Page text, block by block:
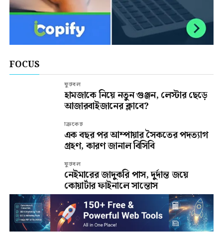
FOCUS
ফুটবল
হামজাকে নিয়ে নতুন গুঞ্জন, লেস্টার ছেড়ে
আজারবাইজানের ক্লাবে?
ক্রিকেট
এক বছর পর আম্পায়ার সৈকতের পদত্যাগ
গ্রহণ, কারণ জানাল বিসিবি
ফুটবল
নেইমারের জাদুকরি পাস, দুর্দান্ত জয়ে
কোয়ার্টার ফাইনালে সান্তোস